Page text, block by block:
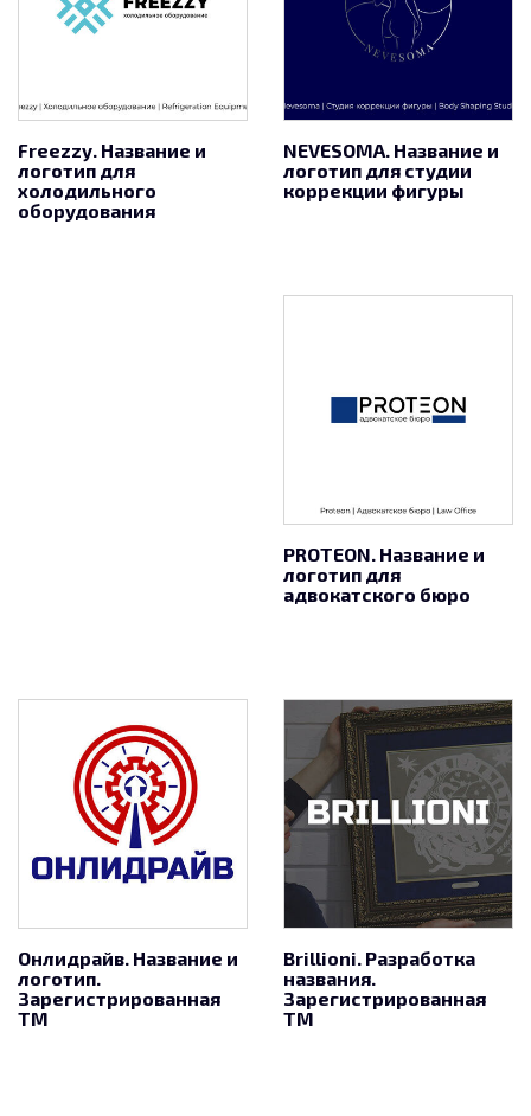
Freezzy. Название и
логотип для
холодильного
оборудования
NEVESOMA. Название и
логотип для студии
коррекции фигуры
PROTEON. Название и
логотип для
адвокатского бюро
Онлидрайв. Название и
логотип.
Зарегистрированная
ТМ
Brillioni. Разработка
названия.
Зарегистрированная
ТМ